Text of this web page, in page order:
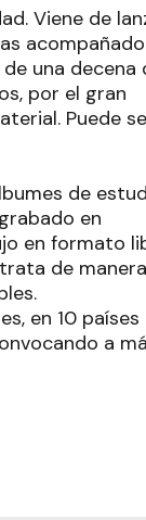
Viene de
acompañado
una decena
por el gran
Puede
de
en
en formato
de manera
en 10 países
a